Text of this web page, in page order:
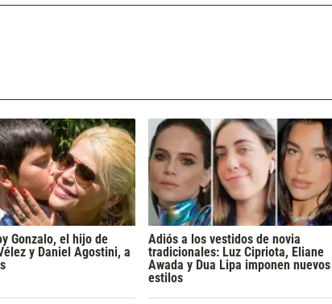
Gonzalo, el hijo de
y Daniel Agostini, a
Adiós a los vestidos de novia
tradicionales: Luz Cipriota, Eliane
Awada y Dua Lipa imponen nuevos
estilos